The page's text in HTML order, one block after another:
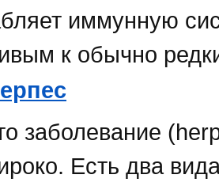
иммунную
к обычно
заболевание
Есть два